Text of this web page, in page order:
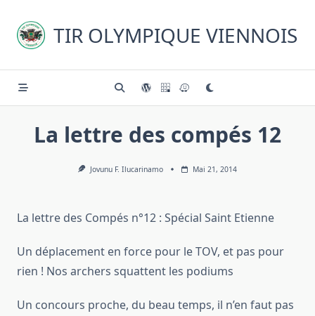
content
TIR OLYMPIQUE VIENNOIS
La lettre des compés 12
Jovunu F. Ilucarinamo Mai 21, 2014
La lettre des Compés n°12 : Spécial Saint Etienne
Un déplacement en force pour le TOV, et pas pour
rien ! Nos archers squattent les podiums
Un concours proche, du beau temps, il n’en faut pas